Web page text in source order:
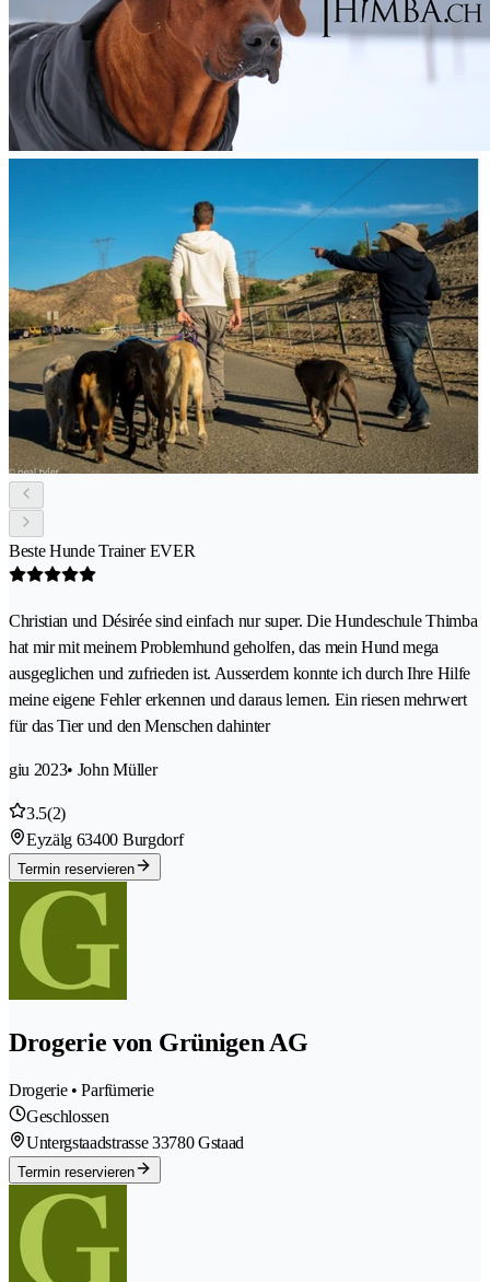
Beste Hunde Trainer EVER
Christian und Désirée sind einfach nur super. Die Hundeschule Thimba
hat mir mit meinem Problemhund geholfen, das mein Hund mega
ausgeglichen und zufrieden ist. Ausserdem konnte ich durch Ihre Hilfe
meine eigene Fehler erkennen und daraus lernen. Ein riesen mehrwert
für das Tier und den Menschen dahinter
giu 2023• John Müller
3.5(2)
Eyzälg 63400 Burgdorf
Termin reservieren
Drogerie von Grünigen AG
Drogerie • Parfümerie
Geschlossen
Untergstaadstrasse 33780 Gstaad
Termin reservieren